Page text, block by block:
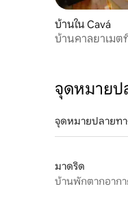
บ้านใน Cavá
บ้านคาลยาเมต
จุดหมายป
จุดหมายปลายทา
มาดริด
บ้านพักตากอาก